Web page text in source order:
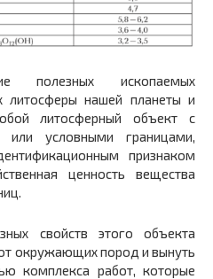
полезных ископаемых
литосферы нашей планеты и
литосферный объект с
или условными границами,
признаком
ценность вещества
свойств этого объекта
окружающих пород и вынуть
комплекса работ, которые